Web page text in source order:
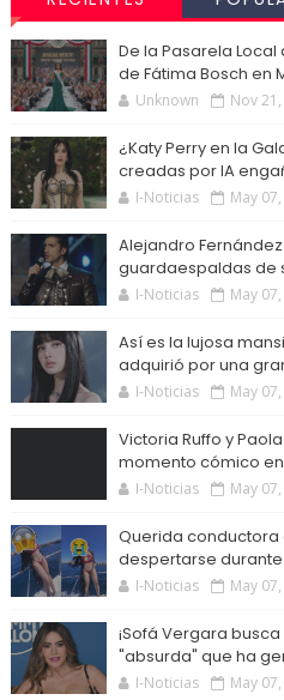
De la Pasarela Local
de Fátima Bosch en
Unknown Nov
¿Katy Perry en la
creadas por IA
I-Noticias May
Alejandro
guardaespaldas de
I-Noticias May
Así es la lujosa
adquirió por una
I-Noticias May
Victoria Ruffo y
momento cómico
I-Noticias May
Querida
despertarse
I-Noticias May
¡Sofá Vergara
"absurda" que ha
I-Noticias May